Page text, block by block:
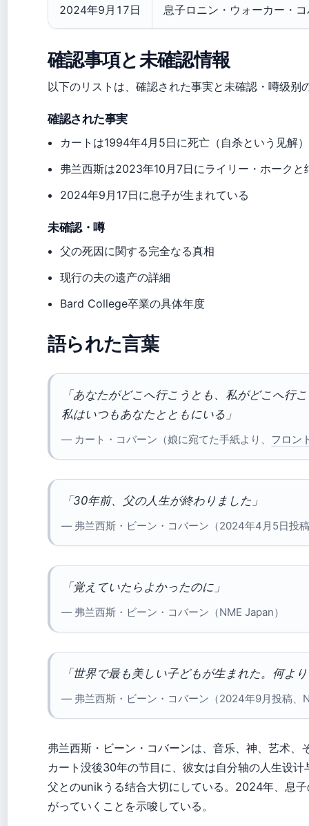
2024年9月17日 息子ロニン・ウォーカー・
確認事項と未確認情報
以下のリストは、確認された事実と未確認・噂级别
確認された事実
カートは1994年4月5日に死亡（自杀という见解）
弗兰西斯は2023年10月7日にライリー・ホークと
2024年9月17日に息子が生まれている
未確認・噂
父の死因に関する完全なる真相
现行の夫の遗产の詳細
Bard College卒業の具体年度
語られた言葉
「あなたがどこへ行こうとも、私がどこへ行
私はいつもあなたとともにいる」
— カート・コバーン（娘に宛てた手紙より、 フロン
「30年前、父の人生が終わりました」
— 弗兰西斯・ビーン・コバーン（2024年4月5日投
「覚えていたらよかったのに」
— 弗兰西斯・ビーン・コバーン（NME Japan）
「世界で最も美しい子どもが生まれた。何よ
— 弗兰西斯・ビーン・コバーン（2024年9月投稿、
弗兰西斯・ビーン・コバーンは、音乐、神、艺术
カート没後30年の节目に、彼女は自分轴の人生设计
父とのunikうる结合大切にしている。2024年、息
がっていくことを示唆している。